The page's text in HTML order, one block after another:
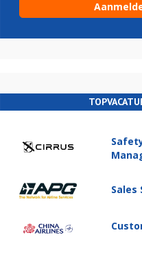
Sales